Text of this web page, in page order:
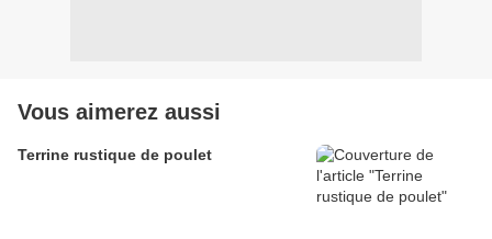
Vous aimerez aussi
Terrine rustique de poulet